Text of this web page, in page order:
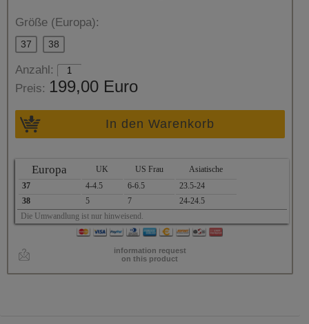
Größe (Europa):
37 38
Anzahl:
Preis: 199,00 Euro
In den Warenkorb
Europa UK US Frau
Asiatische
37
4-4.5 6-6.5
23.5-24
38
5 7
24-24.5
Die Umwandlung ist nur hinweisend.
information request
on this product